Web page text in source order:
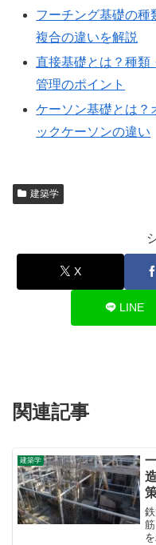
フーチング基礎の種
複合の違いを解説
直接基礎とは？種類
管理のポイント
ケーソン基礎とは？
ックケーソンの違い
建築学
X
LINE
関連記事
建築学